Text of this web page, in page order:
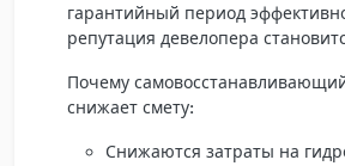
гарантийный период
репутация девелопера
Почему
снижает смету:
Снижаются затраты на